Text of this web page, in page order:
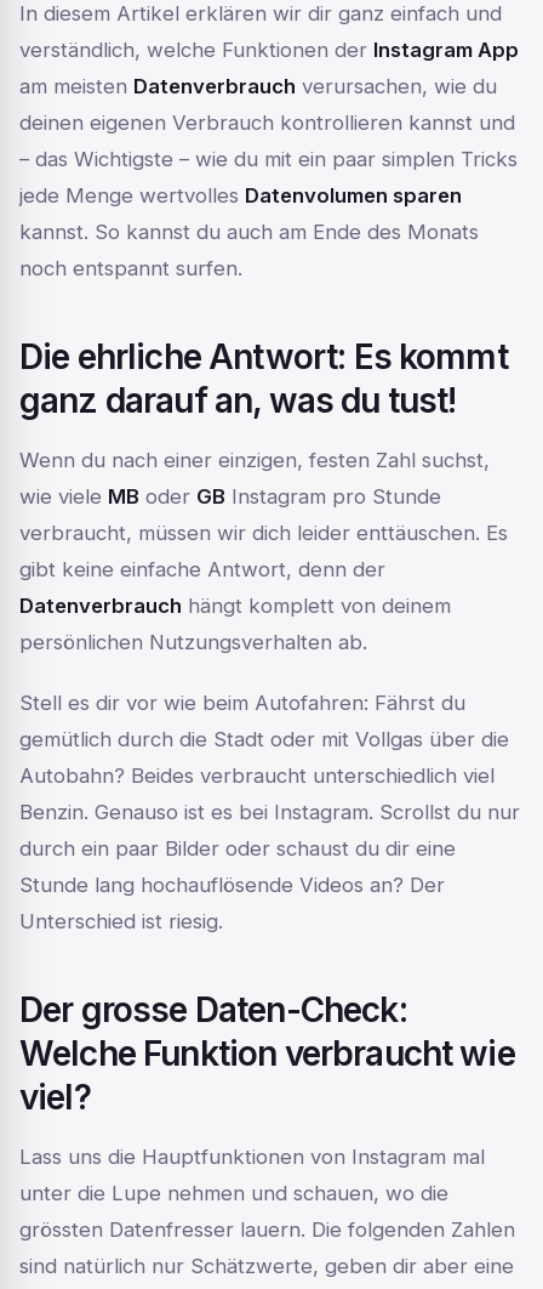
In diesem Artikel erklären wir dir ganz einfach und
verständlich, welche Funktionen der Instagram App
am meisten Datenverbrauch verursachen, wie du
deinen eigenen Verbrauch kontrollieren kannst und
– das Wichtigste – wie du mit ein paar simplen Tricks
jede Menge wertvolles Datenvolumen sparen
kannst. So kannst du auch am Ende des Monats
noch entspannt surfen.
Die ehrliche Antwort: Es kommt
ganz darauf an, was du tust!
Wenn du nach einer einzigen, festen Zahl suchst,
wie viele MB oder GB Instagram pro Stunde
verbraucht, müssen wir dich leider enttäuschen. Es
gibt keine einfache Antwort, denn der
Datenverbrauch hängt komplett von deinem
persönlichen Nutzungsverhalten ab.
Stell es dir vor wie beim Autofahren: Fährst du
gemütlich durch die Stadt oder mit Vollgas über die
Autobahn? Beides verbraucht unterschiedlich viel
Benzin. Genauso ist es bei Instagram. Scrollst du nur
durch ein paar Bilder oder schaust du dir eine
Stunde lang hochauflösende Videos an? Der
Unterschied ist riesig.
Der grosse Daten-Check:
Welche Funktion verbraucht wie
viel?
Lass uns die Hauptfunktionen von Instagram mal
unter die Lupe nehmen und schauen, wo die
grössten Datenfresser lauern. Die folgenden Zahlen
sind natürlich nur Schätzwerte, geben dir aber eine